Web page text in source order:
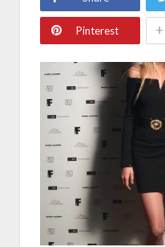
Pinterest +